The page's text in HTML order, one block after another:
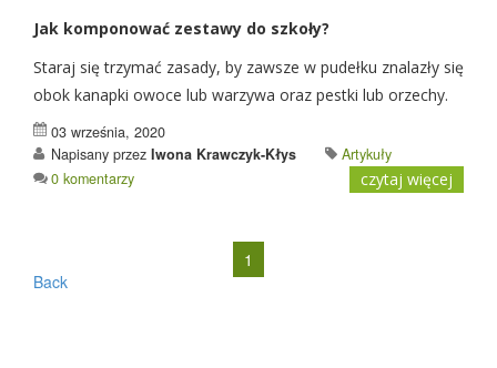
Jak komponować zestawy do szkoły?
Staraj się trzymać zasady, by zawsze w pudełku znalazły się
obok kanapki owoce lub warzywa oraz pestki lub orzechy.
03 września, 2020
Napisany przez Iwona Krawczyk-Kłys
Artykuły
0 komentarzy
czytaj więcej
1
Back